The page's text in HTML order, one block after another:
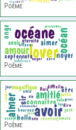
Poème:
Poème:
Poème: